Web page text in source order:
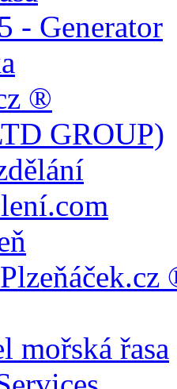
- Generator
®
GROUP)
mořská řasa